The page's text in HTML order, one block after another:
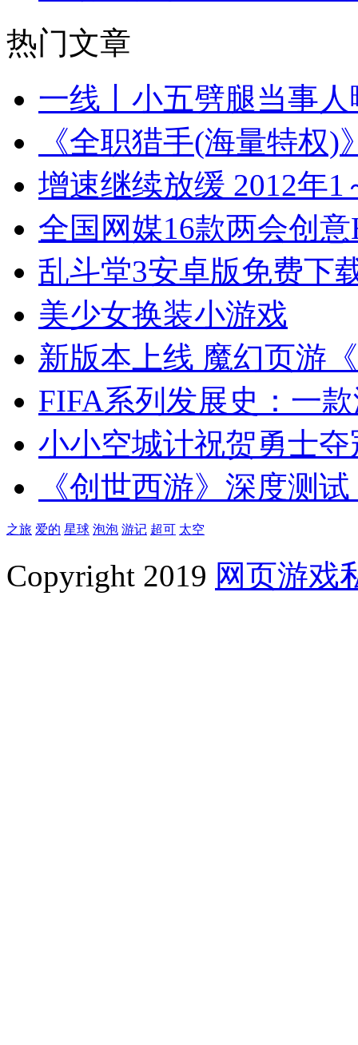
热门文章
一线丨小五劈腿当事
《全职猎手(海量特权)
增速继续放缓 2012年1
全国网媒16款两会创
乱斗堂3安卓版免费下
美少女换装小游戏
新版本上线 魔幻页游
FIFA系列发展史：一
小小空城计祝贺勇士
《创世西游》深度测
之旅 爱的 星球 泡泡 游记 超可 太空
Copyright 2019 网页游戏